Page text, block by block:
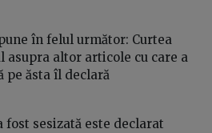
în felul următor: Curtea
asupra altor articole cu care a
pe ăsta îl declară
fost sesizată este declarat